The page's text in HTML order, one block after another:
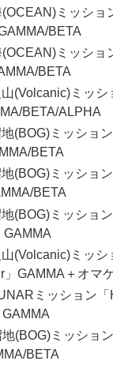
(OCEAN)ミッショ
BETA
(OCEAN)ミッショ
BETA
山(Volcanic)ミッシ
BETA/ALPHA
(BOG)ミッショ
BETA
(BOG)ミッショ
BETA
(BOG)ミッショ
GAMMA
山(Volcanic)ミッシ
」GAMMA＋オマ
ミッション
地(BOG)ミッショ
BETA